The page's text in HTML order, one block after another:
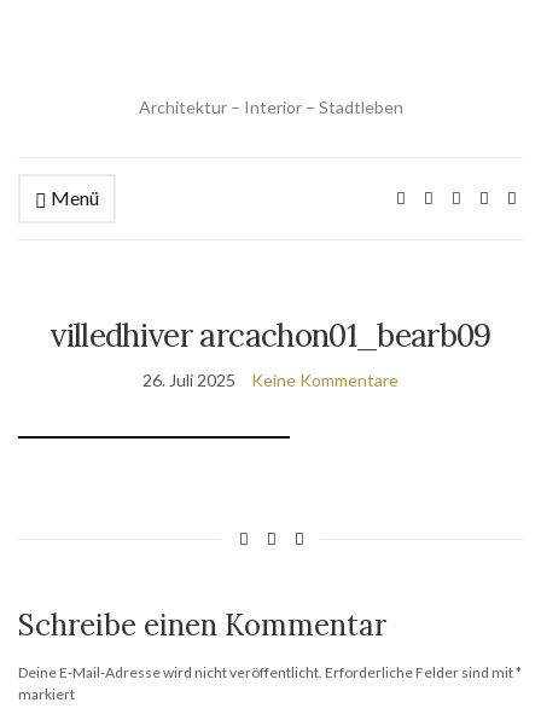
Architektur – Interior – Stadtleben
Menü
villedhiver arcachon01_bearb09
26. Juli 2025 Keine Kommentare
Schreibe einen Kommentar
Deine E-Mail-Adresse wird nicht veröffentlicht. Erforderliche Felder sind mit*
markiert